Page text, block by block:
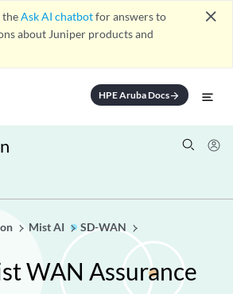
theAsk AI chatbotfor answers to
about Juniper products and
close
HPE Aruba Docsarrow_forward
Mist AI SD-WAN
WAN Assurance